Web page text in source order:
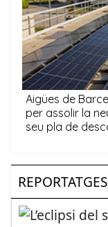
REPORTATGES